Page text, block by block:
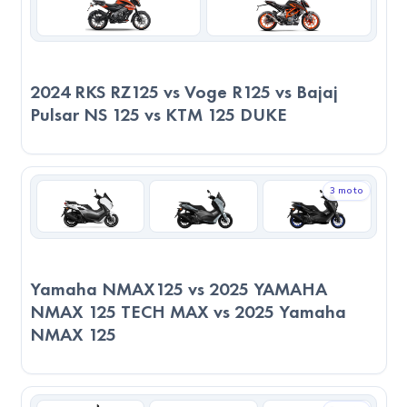
2.2 litreyakıt tüketir ve maliyeti102.78 TL
2023 Yamaha NMAX125, düşük yakıt tüketimi ve ekonomik
Sonuç
Teknik Performans:
Puanlar girilmediği için sadece teknik verilere göre
değerlendirme yapılmıştır.
NMAX125, servis kalitesi açısından daha iyi yorumlara sahip.
2023 Yamaha NMAX125, yedek parça erişiminde daha
Genel Değerlendirme:
2024 RKS RZ125 vs Voge R125 vs Bajaj
Pulsar NS 125 vs KTM 125 DUKE
3 moto
Yamaha NMAX125 vs 2025 YAMAHA
NMAX 125 TECH MAX vs 2025 Yamaha
NMAX 125